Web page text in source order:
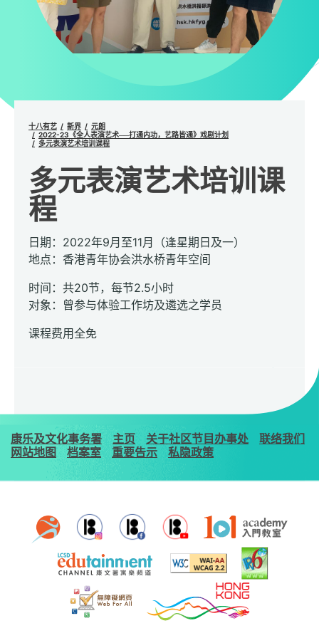
十八有艺 新界
元朗
2022-23《全人表演艺术──打通内功，艺路皆通》戏剧计划
多元表演艺术培训课程
多元表演艺术培训课
程
日期：2022年9月至11月（逢星期日及一）
地点：香港青年协会洪水桥青年空间
时间：共20节，每节2.5小时
对象：曾参与体验工作坊及遴选之学员
课程费用全免
康乐及文化事务署 主页 关于社区节目办事处
联络我们
网站地图
档案室 重要告示 私隐政策